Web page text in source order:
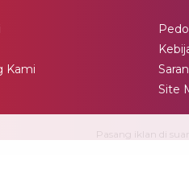
Kami
Site